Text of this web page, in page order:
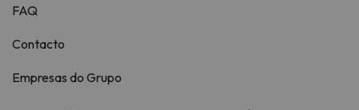
FAQ
Contacto
Empresas do Grupo